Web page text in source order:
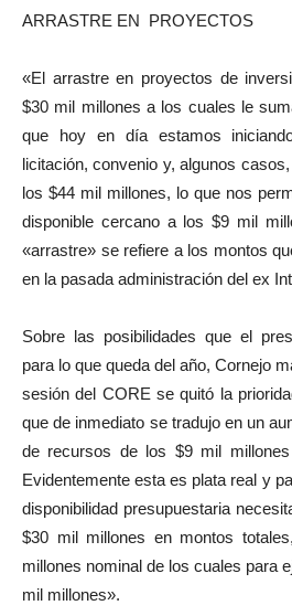
ARRASTRE EN PROYECTOS
«El arrastre en proyectos de
$30 mil millones a los cuales le
que hoy en día estamos
licitación, convenio y, algunos
los $44 mil millones, lo que nos
disponible cercano a los $9 mil
«arrastre» se refiere a los montos
en la pasada administración del ex
Sobre las posibilidades que el
para lo que queda del año, Cornejo
sesión del CORE se quitó la
que de inmediato se tradujo en un
de recursos de los $9 mil
Evidentemente esta es plata real y
disponibilidad presupuestaria
$30 mil millones en montos
millones nominal de los cuales para
mil millones».